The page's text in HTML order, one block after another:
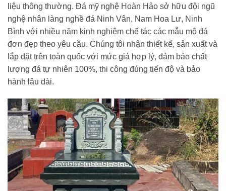
liệu thông thường. Đá mỹ nghệ Hoàn Hảo sở hữu đội ngũ
nghệ nhân làng nghề đá Ninh Vân, Nam Hoa Lư, Ninh
Bình với nhiều năm kinh nghiệm chế tác các mẫu mộ đá
đơn đẹp theo yêu cầu. Chúng tôi nhận thiết kế, sản xuất và
lắp đặt trên toàn quốc với mức giá hợp lý, đảm bảo chất
lượng đá tự nhiên 100%, thi công đúng tiến độ và bảo
hành lâu dài.